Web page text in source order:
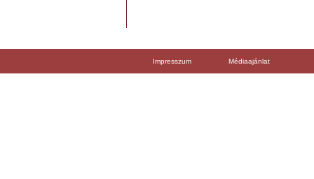
Impresszum Médiaajánlat